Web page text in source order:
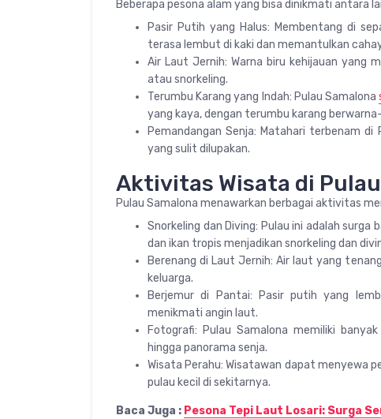
Beberapa pesona alam yang bisa dinikmati antara
Pasir Putih yang Halus: Membentang di
terasa lembut di kaki dan memantulkan
Air Laut Jernih: Warna biru kehijauan yang
atau snorkeling.
Terumbu Karang yang Indah: Pulau Samalona
yang kaya, dengan terumbu karang
Pemandangan Senja: Matahari terbenam
yang sulit dilupakan.
Aktivitas Wisata di
Pulau Samalona menawarkan berbagai aktivitas
Snorkeling dan Diving: Pulau ini adalah
dan ikan tropis menjadikan snorkeling dan
Berenang di Laut Jernih: Air laut yang
keluarga.
Berjemur di Pantai: Pasir putih yang
menikmati angin laut.
Fotografi: Pulau Samalona memiliki
hingga panorama senja.
Wisata Perahu: Wisatawan dapat menyewa
pulau kecil di sekitarnya.
Baca Juga : Pesona Tepi Laut Losari: Surga